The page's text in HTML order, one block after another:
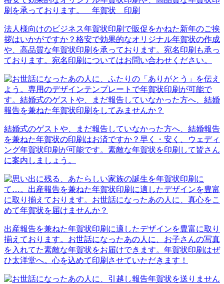
法人様向けのビジネス年賀状印刷で販促をかねた新年のご挨
拶はいかがですか？格安で効果的なオリジナル年賀状の作成
や、高品質な年賀状印刷を承っております。宛名印刷も承っ
ております。宛名印刷についてはお問い合わせください。
結婚式のゲストや、まだ報告していなかった方へ、結婚報告
を兼ねた年賀状の印刷はお済ですか？早く・安く、ウェディ
ング年賀状印刷が可能です。素敵な年賀状を印刷して皆さん
に案内しましょう。
出産報告を兼ねた年賀状印刷に適したデザインを豊富に取り
揃えております。お世話になったあの人に、お子さんの写真
を入れてた素敵な年賀状をお届けできます。年賀状印刷はぜ
ひ太洋堂へ。心を込めて印刷させていただきます！